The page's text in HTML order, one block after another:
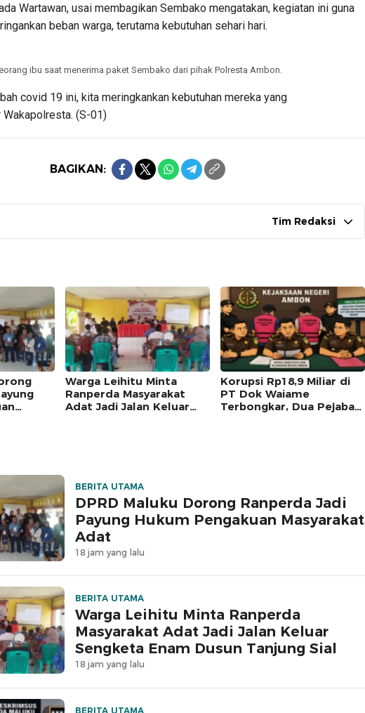
Wartawan, usai membagikan Sembako mengatakan, kegiatan ini guna
beban warga, terutama kebutuhan sehari hari.
ibu saat menerima paket Sembako dari pihak Polresta Ambon.
covid 19 ini, kita meringkankan kebutuhan mereka yang
Wakapolresta. (S-01)
BAGIKAN:
Tim Redaksi
Warga Leihitu Minta
Ranperda Masyarakat
Adat Jadi Jalan Keluar
Korupsi Rp18,9 Miliar di
PT Dok Waiame
Terbongkar, Dua Pejabat
BERITA UTAMA
DPRD Maluku Dorong Ranperda Jadi
Payung Hukum Pengakuan Masyarakat
Adat
18 jam yang lalu
BERITA UTAMA
Warga Leihitu Minta Ranperda
Masyarakat Adat Jadi Jalan Keluar
Sengketa Enam Dusun Tanjung Sial
18 jam yang lalu
BERITA UTAMA